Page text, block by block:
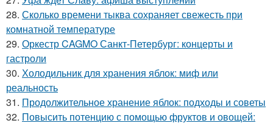
28. Сколько времени тыква сохраняет свежесть при
комнатной температуре
29. Оркестр CAGMO Санкт-Петербург: концерты и
гастроли
30. Холодильник для хранения яблок: миф или
реальность
31. Продолжительное хранение яблок: подходы и советы
32. Повысить потенцию с помощью фруктов и овощей: